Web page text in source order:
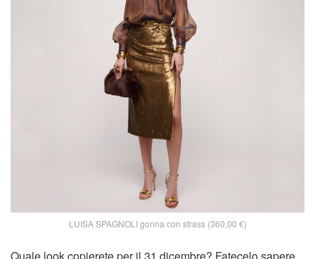
LUISA SPAGNOLI gonna con strass (360,00 €)
Quale look copierete per il 31 dicembre? Fatecelo sapere